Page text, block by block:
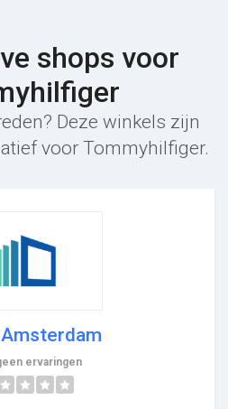
shops voor
Deze winkels zijn
voor Tommyhilfiger.
ervaringen